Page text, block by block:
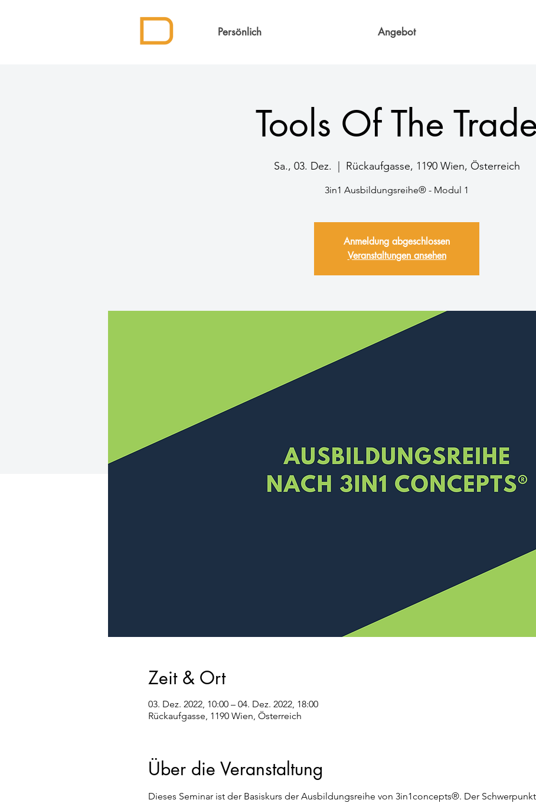
Persönlich Angebot
Tools Of The
Sa., 03. Dez. Rückaufgasse, 1190 Wien, Österreich
3in1 Ausbildungsreihe® - Modul 1
Anmeldung abgeschlossen
Veranstaltungen ansehen
Zeit & Ort
03. Dez. 2022, 10:00 – 04. Dez. 2022, 18:00
Rückaufgasse, 1190 Wien, Österreich
Über die Veranstaltung
Dieses Seminar ist der Basiskurs der Ausbildungsreihe von 3in1concepts®. Der